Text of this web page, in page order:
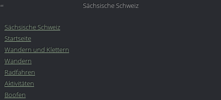
Sächsische Schweiz
=
Sächsische Schweiz
Startseite
Wandern und Klettern
Wandern
Radfahren
Aktivitäten
Boofen